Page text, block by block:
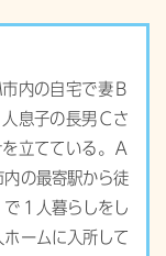
内の自宅で妻Ｂ
息子の長男Ｃさ
立てている。Ａ
の最寄駅から徒
１人暮らしをし
ームに入所して